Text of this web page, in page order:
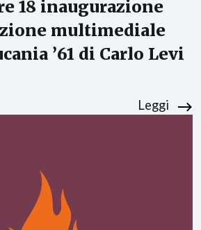
18 inaugurazione
multimediale
’61 di Carlo Levi
Leggi